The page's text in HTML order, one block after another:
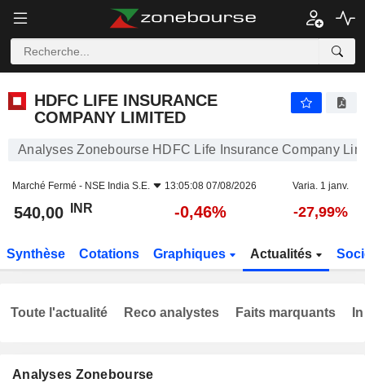
HDFC LIFE INSURANCE
COMPANY LIMITED
Analyses Zonebourse HDFC Life Insurance Company
Marché Fermé - NSE India S.E. 13:05:08 07/08/2026 Varia. 1 janv.
540,00 INR -0,46% -27,99%
Synthèse Cotations Graphiques Actualités
Analyses Zonebourse
Toute l'actualité Reco analystes Faits marquants